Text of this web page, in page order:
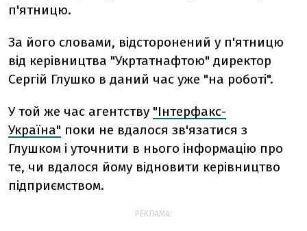
п'ятницю.
За його словами, відсторонений у п'ятницю
від керівництва "Укртатнафтою" директор
Сергій Глушко в даний час уже "на роботі".
У той же час агентству "Інтерфакс-
Україна" поки не вдалося зв'язатися з
Глушком і уточнити в нього інформацію про
те, чи вдалося йому відновити керівництво
підприємством.
РЕКЛАМА: